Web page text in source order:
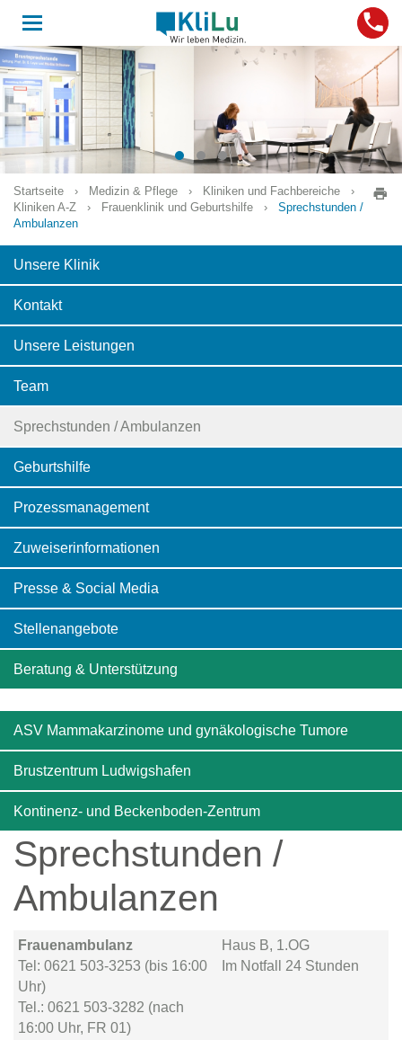
Toggle
navigation
Startseite › Medizin & Pflege › Kliniken und Fachbereiche
›
Kliniken A-Z
› Frauenklinik und Geburtshilfe ›
Sprechstunden /
Ambulanzen
Unsere Klinik
Kontakt
Unsere Leistungen
Team
Sprechstunden / Ambulanzen
Geburtshilfe
Prozessmanagement
Zuweiserinformationen
Presse & Social Media
Stellenangebote
Beratung & Unterstützung
ASV Mammakarzinome und gynäkologische Tumore
Brustzentrum Ludwigshafen
Kontinenz- und Beckenboden-Zentrum
Sprechstunden /
Ambulanzen
Frauenambulanz
Tel: 0621 503-3253 (bis 16:00
Uhr)
Tel.: 0621 503-3282 (nach
16:00 Uhr, FR 01)
Haus B, 1.OG
Im Notfall 24 Stunden